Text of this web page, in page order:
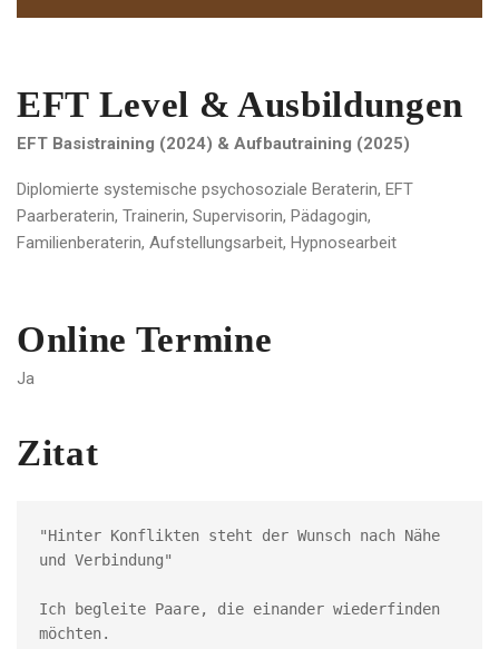
EFT Level & Ausbildungen
EFT Basistraining (2024) & Aufbautraining (2025)
Diplomierte systemische psychosoziale Beraterin, EFT
Paarberaterin, Trainerin, Supervisorin, Pädagogin,
Familienberaterin, Aufstellungsarbeit, Hypnosearbeit
Online Termine
Ja
Zitat
"Hinter Konflikten steht der Wunsch nach Nähe
und Verbindung"
Ich begleite Paare, die einander wiederfinden
möchten.